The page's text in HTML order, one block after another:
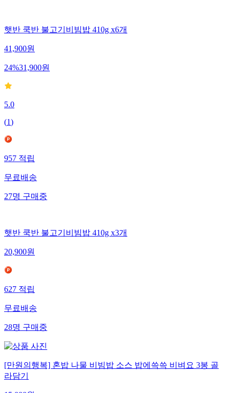
햇반 쿡반 불고기비빔밥 410g x6개
41,900원
24%31,900원
5.0
(1)
957적립
무료배송
27명구매중
햇반 쿡반 불고기비빔밥 410g x3개
20,900원
627적립
무료배송
28명구매중
[만원의행복] 혼밥 나물 비빔밥 소스 밥에쓱쓱 비벼요 3봉 골
라담기